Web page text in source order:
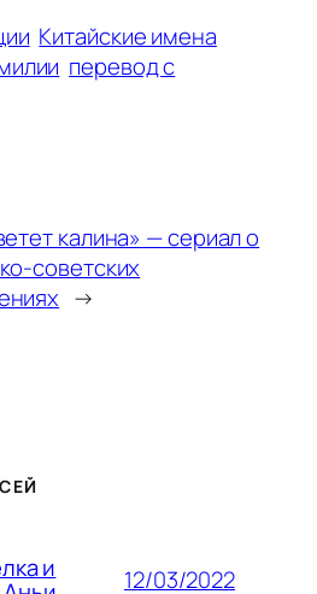
Китайские имена
перевод с
калина» — сериал о
советских
→
и 12/03/2022